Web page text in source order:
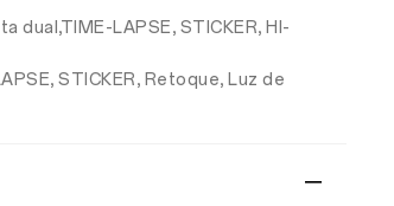
dual,TIME-LAPSE, STICKER, HI-
STICKER, Retoque, Luz de